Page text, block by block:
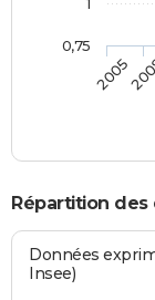
2005
0,75
Répartition des
Données
Insee)